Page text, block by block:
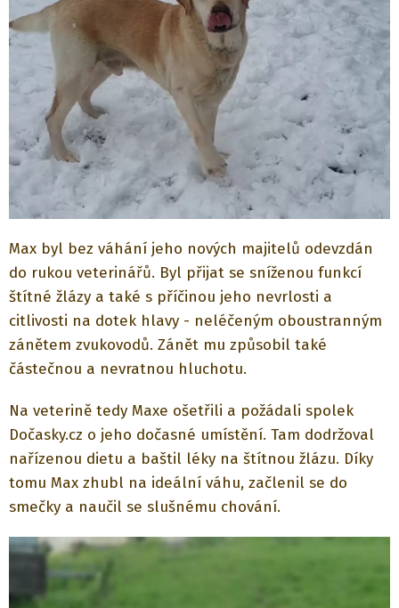
Max byl bez váhání jeho nových majitelů odevzdán
do rukou veterinářů. Byl přijat se sníženou funkcí
štítné žlázy a také s příčinou jeho nevrlosti a
citlivosti na dotek hlavy - neléčeným oboustranným
zánětem zvukovodů. Zánět mu způsobil také
částečnou a nevratnou hluchotu.
Na veterině tedy Maxe ošetřili a požádali spolek
Dočasky.cz o jeho dočasné umístění. Tam dodržoval
nařízenou dietu a baštil léky na štítnou žlázu. Díky
tomu Max zhubl na ideální váhu, začlenil se do
smečky a naučil se slušnému chování.